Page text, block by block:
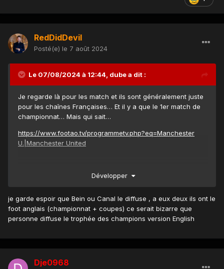
RedDidDevil
Posté(e) le 7 août 2024
Le 07/08/2024 à 12:44, dubea dit :
Je regarde là pour les match et ils sont généralement juste
pour les chaînes Françaises… Et il y a que le 1er match de
championnat… Mais qui sait…
https://www.footao.tv/programmetv.php?eq=Manchester
U.|Manchester United
Développer
je garde espoir que Bein ou Canal le diffuse , a eux deux ils ont le
foot anglais (championnat + coupes) ce serait bizarre que
personne diffuse le trophée des champions version English
Dje0968